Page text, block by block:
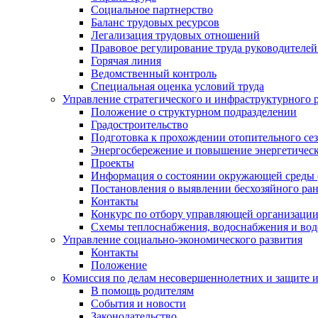
Социальное партнерство
Баланс трудовых ресурсов
Легализация трудовых отношений
Правовое регулирование труда
Горячая линия
Ведомственный контроль
Специальная оценка условий труда
Управление стратегического и инфраструктурного
Положение о структурном подразделении
Градостроительство
Подготовка к прохождении отопительного
Энергосбережение и повышение
Проекты
Информация о состоянии окружающей среды
Постановления о выявлении бесхозяйного
Контакты
Конкурс по отбору управляющей
Схемы теплоснабжения, водоснабжения и
Управление социально-экономического развития
Контакты
Положение
Комиссия по делам несовершеннолетних и защите
В помощь родителям
События и новости